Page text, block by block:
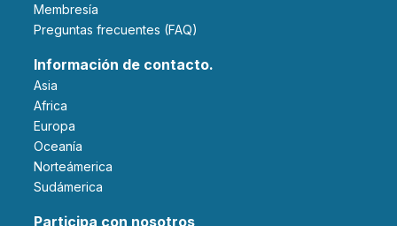
Membresía
Preguntas frecuentes (FAQ)
Información de contacto.
Asia
Africa
Europa
Oceanía
Norteámerica
Sudámerica
Participa con nosotros